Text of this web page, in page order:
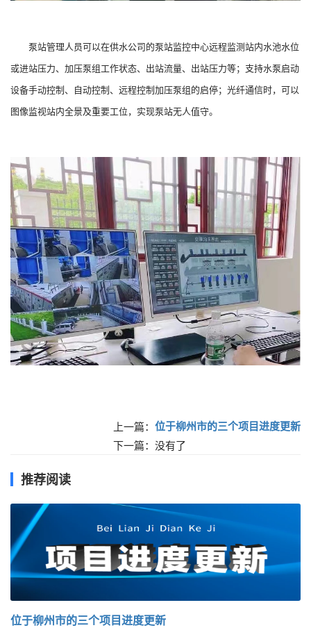
泵站管理人员可以在供水公司的泵站监控中心远程监测站内水池水位
或进站压力、加压泵组工作状态、出站流量、出站压力等；支持水泵启动
设备手动控制、自动控制、远程控制加压泵组的启停；光纤通信时，可以
图像监视站内全景及重要工位，实现泵站无人值守。
上一篇： 位于柳州市的三个项目进度更新
下一篇：没有了
推荐阅读
位于柳州市的三个项目进度更新